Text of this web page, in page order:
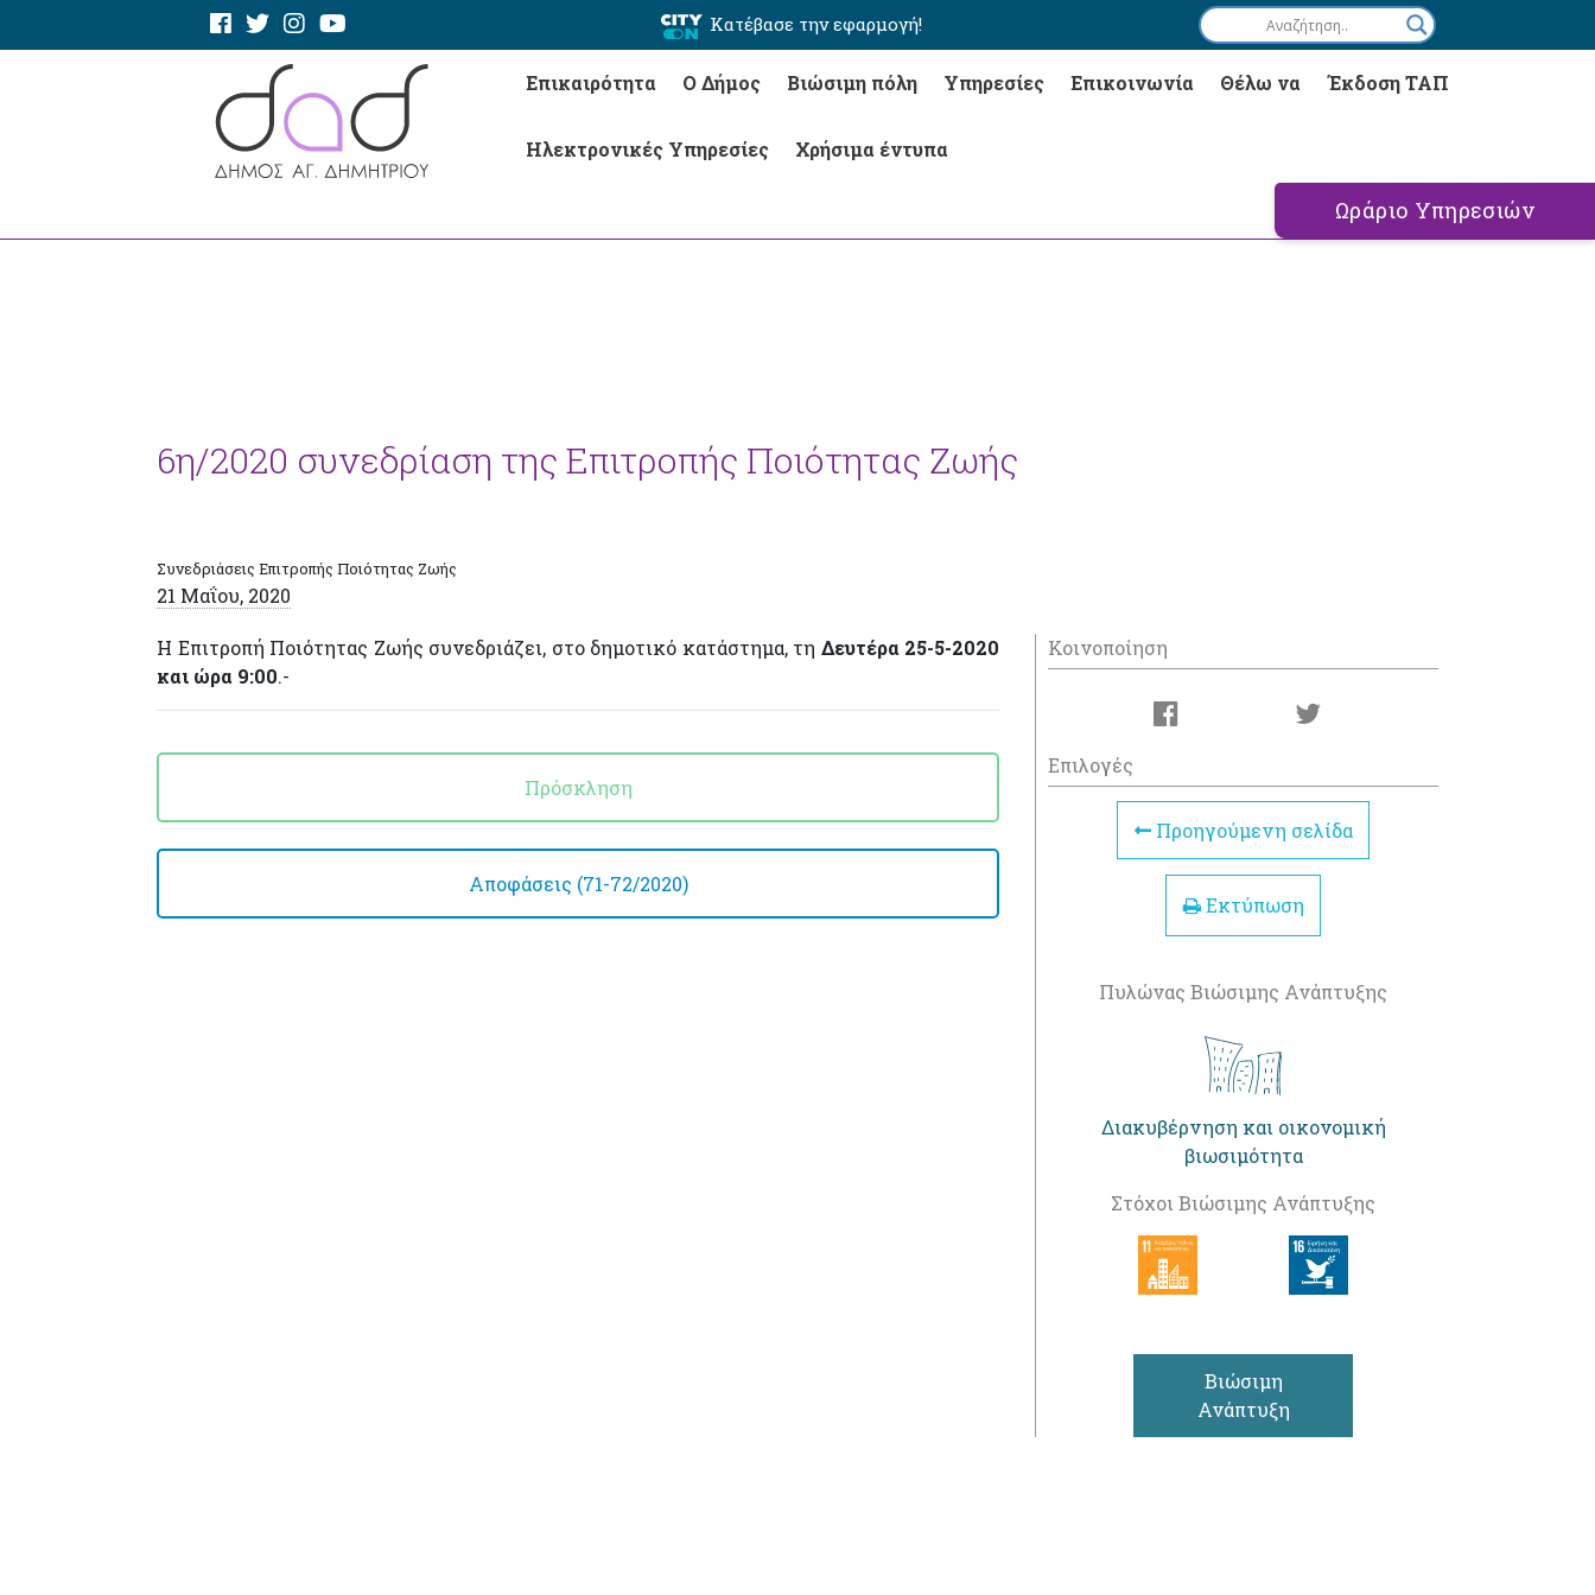
Κατέβασε την εφαρμογή!
Επικαιρότητα Ο Δήμος Βιώσιμη πόλη Υπηρεσίες Επικοινωνία Θέλω να Έκδοση ΤΑΠ
Ηλεκτρονικές Υπηρεσίες Χρήσιμα έντυπα
Ωράριο Υπηρεσιών
6η/2020 συνεδρίαση της Επιτροπής Ποιότητας Ζωής
Συνεδριάσεις Επιτροπής Ποιότητας Ζωής
21 Μαΐου, 2020
Η Επιτροπή Ποιότητας Ζωής συνεδριάζει, στο δημοτικό κατάστημα, τη Δευτέρα 25-5-2020
και ώρα 9:00.-
Πρόσκληση
Αποφάσεις (71-72/2020)
Κοινοποίηση
Επιλογές
Προηγούμενη σελίδα
Εκτύπωση
Πυλώνας Βιώσιμης Ανάπτυξης
Διακυβέρνηση και οικονομική
βιωσιμότητα
Στόχοι Βιώσιμης Ανάπτυξης
Βιώσιμη
Ανάπτυξη